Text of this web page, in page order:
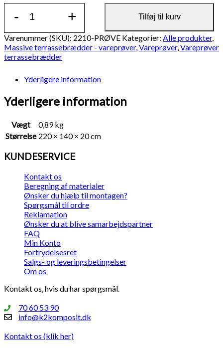
-
KOMPOSIT
terrassebrædder
mørk
mahogni
rillet/træstruktur
vareprøve
+ Tilføj til kurv
Varenummer (SKU): 2210-PRØVE Kategorier: Alle produkter,
Massive terrassebrædder - vareprøver,Vareprøver,Vareprøver
terrassebrædder
Yderligere information
Yderligere information
Vægt
0,89 kg
Størrelse 220 × 140 × 20 cm
KUNDESERVICE
Kontakt os
Beregning af materialer
Ønsker du hjælp til montagen?
Spørgsmål til ordre
Reklamation
Ønsker du at blive samarbejdspartner
FAQ
Min Konto
Fortrydelsesret
Salgs- og leveringsbetingelser
Om os
Kontakt os, hvis du har spørgsmål.
70 60 53 90
info@k2komposit.dk
Kontakt os (klik her)